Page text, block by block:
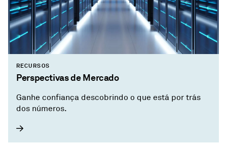
RECURSOS
Perspectivas de Mercado
Ganhe confiança descobrindo o que está por trás
dos números.